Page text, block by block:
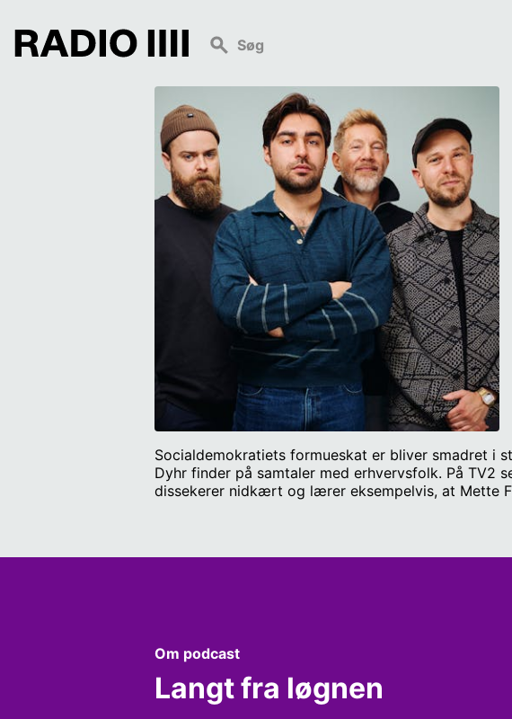
Socialdemokratiets formueskat er bliver smadret i
Dyhr finder på samtaler med erhvervsfolk. På TV2
dissekerer nidkært og lærer eksempelvis, at Mette
Om podcast
Langt fra løgnen